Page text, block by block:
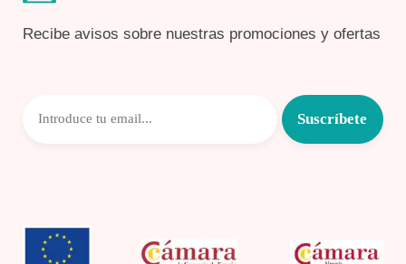
Recibe avisos sobre nuestras promociones y ofertas